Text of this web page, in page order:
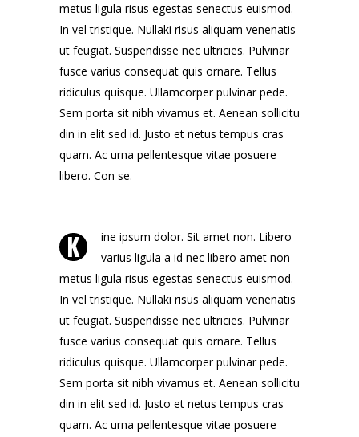
metus ligula risus egestas senectus euismod.
In vel tristique. Nullaki risus aliquam venenatis
ut feugiat. Suspendisse nec ultricies. Pulvinar
fusce varius consequat quis ornare. Tellus
ridiculus quisque. Ullamcorper pulvinar pede.
Sem porta sit nibh vivamus et. Aenean sollicitu
din in elit sed id. Justo et netus tempus cras
quam. Ac urna pellentesque vitae posuere
libero. Con se.
K
ine ipsum dolor. Sit amet non. Libero
varius ligula a id nec libero amet non
metus ligula risus egestas senectus euismod.
In vel tristique. Nullaki risus aliquam venenatis
ut feugiat. Suspendisse nec ultricies. Pulvinar
fusce varius consequat quis ornare. Tellus
ridiculus quisque. Ullamcorper pulvinar pede.
Sem porta sit nibh vivamus et. Aenean sollicitu
din in elit sed id. Justo et netus tempus cras
quam. Ac urna pellentesque vitae posuere